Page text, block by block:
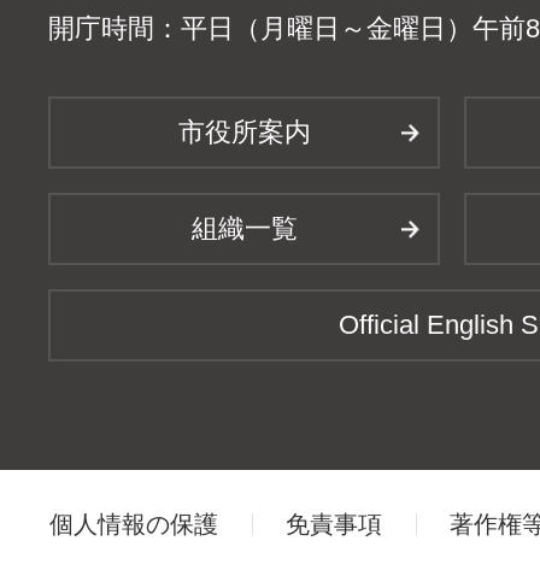
開庁時間：平日（月曜日～金曜日）午前
市役所案内
組織一覧
Official English
個人情報の保護 免責事項 著作権